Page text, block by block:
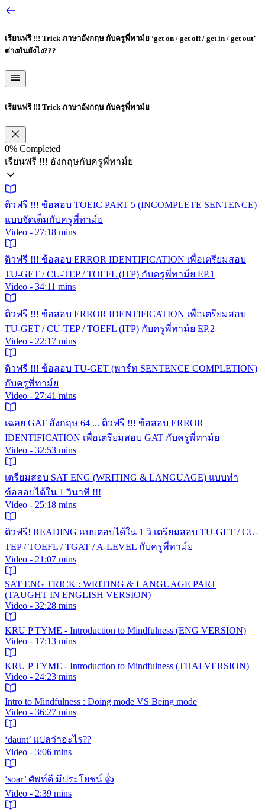
เรียนฟรี !!! Trick ภาษาอังกฤษ กับครูพี่ทาม์ย ‘get on / get off / get in / get out’
ต่างกันยังไง???
เรียนฟรี !!! Trick ภาษาอังกฤษ กับครูพี่ทาม์ย
0% Completed
เรียนฟรี !!! อังกฤษกับครูพี่ทาม์ย
ติวฟรี !!! ข้อสอบ TOEIC PART 5 (INCOMPLETE SENTENCE)
แบบจัดเต็มกับครูพี่ทาม์ย
Video - 27:18 mins
ติวฟรี !!! ข้อสอบ ERROR IDENTIFICATION เพื่อเตรียมสอบ
TU-GET / CU-TEP / TOEFL (ITP) กับครูพี่ทาม์ย EP.1
Video - 34:11 mins
ติวฟรี !!! ข้อสอบ ERROR IDENTIFICATION เพื่อเตรียมสอบ
TU-GET / CU-TEP / TOEFL (ITP) กับครูพี่ทาม์ย EP.2
Video - 22:17 mins
ติวฟรี !!! ข้อสอบ TU-GET (พาร์ท SENTENCE COMPLETION)
กับครูพี่ทาม์ย
Video - 27:41 mins
เฉลย GAT อังกฤษ 64 ... ติวฟรี !!! ข้อสอบ ERROR
IDENTIFICATION เพื่อเตรียมสอบ GAT กับครูพี่ทาม์ย
Video - 32:53 mins
เตรียมสอบ SAT ENG (WRITING & LANGUAGE) แบบทำ
ข้อสอบได้ใน 1 วินาที !!!
Video - 25:18 mins
ติวฟรี! READING แบบตอบได้ใน 1 วิ เตรียมสอบ TU-GET / CU-
TEP / TOEFL / TGAT / A-LEVEL กับครูพี่ทาม์ย
Video - 21:07 mins
SAT ENG TRICK : WRITING & LANGUAGE PART
(TAUGHT IN ENGLISH VERSION)
Video - 32:28 mins
KRU P'TYME - Introduction to Mindfulness (ENG VERSION)
Video - 17:13 mins
KRU P'TYME - Introduction to Mindfulness (THAI VERSION)
Video - 24:23 mins
Intro to Mindfulness : Doing mode VS Being mode
Video - 36:27 mins
‘daunt’ แปลว่าอะไร??
Video - 3:06 mins
‘soar’ ศัพท์ดี มีประโยชน์ 👍
Video - 2:39 mins